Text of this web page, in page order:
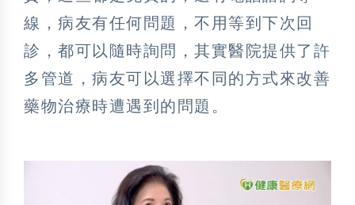
線，病友有任何問題，不用等到下次回
診，都可以隨時詢問，其實醫院提供了許
多管道，病友可以選擇不同的方式來改善
藥物治療時遭遇到的問題。